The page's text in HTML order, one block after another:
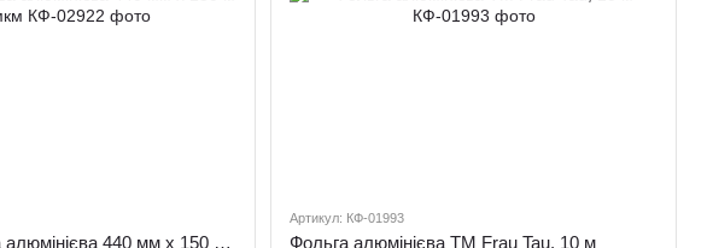
Фольга харчова алюмінієва 440 мм х 150 м х 10 мкм
Артикул: КФ-01993
Фольга алюмінієва ТМ Frau Tau, 10 м